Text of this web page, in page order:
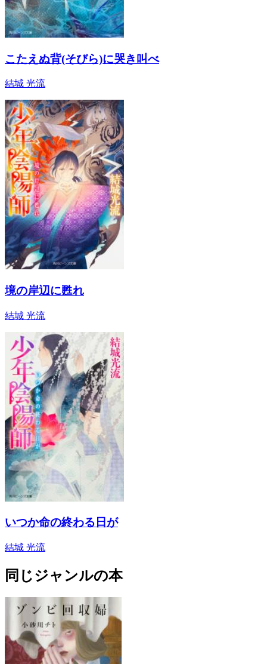
こたえぬ背(そびら)に哭き叫べ
結城 光流
境の岸辺に甦れ
結城 光流
いつか命の終わる日が
結城 光流
同じジャンルの本